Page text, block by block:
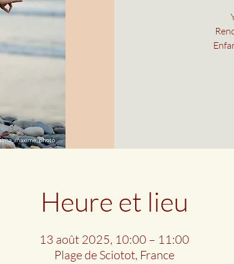
Heure et lieu
13 août 2025, 10:00 – 11:00
Plage de Sciotot, France